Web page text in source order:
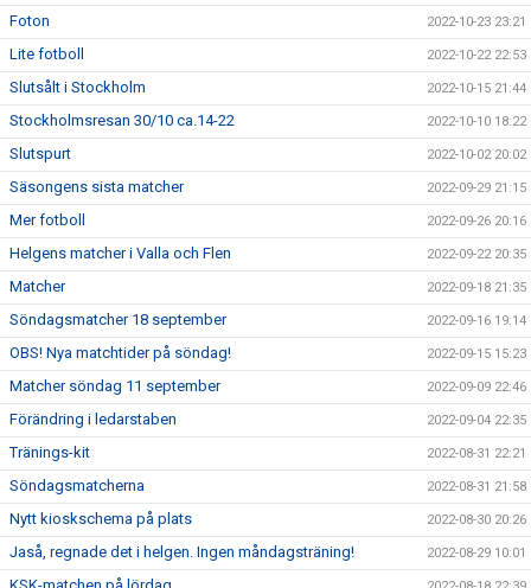
Foton 2022-10-23 23:21
Lite fotboll 2022-10-22 22:53
Slutsålt i Stockholm 2022-10-15 21:44
Stockholmsresan 30/10 ca.14-22 2022-10-10 18:22
Slutspurt 2022-10-02 20:02
Säsongens sista matcher 2022-09-29 21:15
Mer fotboll 2022-09-26 20:16
Helgens matcher i Valla och Flen 2022-09-22 20:35
Matcher 2022-09-18 21:35
Söndagsmatcher 18 september 2022-09-16 19:14
OBS! Nya matchtider på söndag! 2022-09-15 15:23
Matcher söndag 11 september 2022-09-09 22:46
Förändring i ledarstaben 2022-09-04 22:35
Tränings-kit 2022-08-31 22:21
Söndagsmatcherna 2022-08-31 21:58
Nytt kioskschema på plats 2022-08-30 20:26
Jaså, regnade det i helgen. Ingen måndagsträning! 2022-08-29 10:01